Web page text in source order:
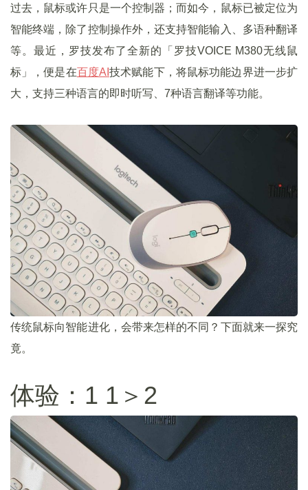
过去，鼠标或许只是一个控制器；而如今，鼠标已被定位为
智能终端，除了控制操作外，还支持智能输入、多语种翻译
等。最近，罗技发布了全新的「罗技VOICE M380无线鼠
标」，便是在百度AI 技术赋能下，将鼠标功能边界进一步扩
大，支持三种语言的即时听写、7种语言翻译等功能。
传统鼠标向智能进化，会带来怎样的不同？下面就来一探究
竟。
体验：1 1＞2